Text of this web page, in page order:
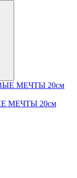
МЕЧТЫ 20см